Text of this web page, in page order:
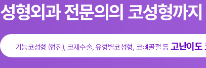
성형외과 전문의의 코성형까지
기능코성형 (협진), 코재수술, 유형별코성형, 코뼈골절 등 고난이도